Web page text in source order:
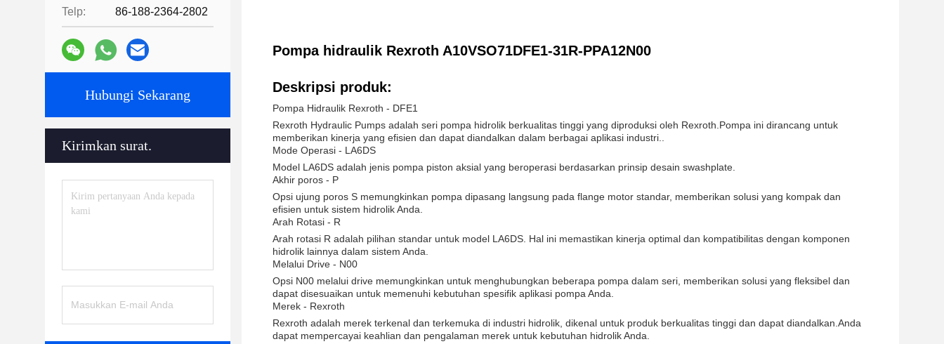
Telp: 86-188-2364-2802
Hubungi Sekarang
Kirimkan surat.
Pompa hidraulik Rexroth A10VSO71DFE1-31R-PPA12N00
Deskripsi produk:
Pompa Hidraulik Rexroth - DFE1
Rexroth Hydraulic Pumps adalah seri pompa hidrolik berkualitas tinggi yang diproduksi oleh Rexroth.Pompa ini dirancang untuk
memberikan kinerja yang efisien dan dapat diandalkan dalam berbagai aplikasi industri..
Mode Operasi - LA6DS
Model LA6DS adalah jenis pompa piston aksial yang beroperasi berdasarkan prinsip desain swashplate.
Akhir poros - P
Opsi ujung poros S memungkinkan pompa dipasang langsung pada flange motor standar, memberikan solusi yang kompak dan
efisien untuk sistem hidrolik Anda.
Arah Rotasi - R
Arah rotasi R adalah pilihan standar untuk model LA6DS. Hal ini memastikan kinerja optimal dan kompatibilitas dengan komponen
hidrolik lainnya dalam sistem Anda.
Melalui Drive - N00
Opsi N00 melalui drive memungkinkan untuk menghubungkan beberapa pompa dalam seri, memberikan solusi yang fleksibel dan
dapat disesuaikan untuk memenuhi kebutuhan spesifik aplikasi pompa Anda.
Merek - Rexroth
Rexroth adalah merek terkenal dan terkemuka di industri hidrolik, dikenal untuk produk berkualitas tinggi dan dapat diandalkan.Anda
dapat mempercayai keahlian dan pengalaman merek untuk kebutuhan hidrolik Anda.